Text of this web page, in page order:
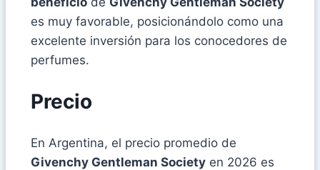
es muy favorable, posicionándolo como una
excelente inversión para los conocedores de
perfumes.
Precio
En Argentina, el precio promedio de
Givenchy Gentleman Society en 2026 es